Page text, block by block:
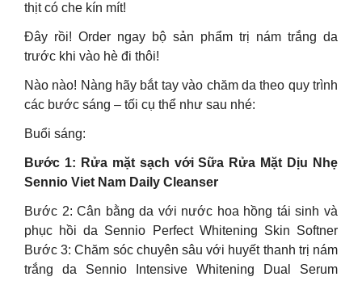
thịt có che kín mít!
Đây rồi! Order ngay bộ sản phẩm trị nám trắng da
trước khi vào hè đi thôi!
Nào nào! Nàng hãy bắt tay vào chăm da theo quy trình
các bước sáng – tối cụ thể như sau nhé:
Buổi sáng:
Bước 1: Rửa mặt sạch với Sữa Rửa Mặt Dịu Nhẹ
Sennio Viet Nam Daily Cleanser
Bước 2: Cân bằng da với nước hoa hồng tái sinh và
phục hồi da Sennio Perfect Whitening Skin Softner
Bước 3: Chăm sóc chuyên sâu với huyết thanh trị nám
trắng da Sennio Intensive Whitening Dual Serum